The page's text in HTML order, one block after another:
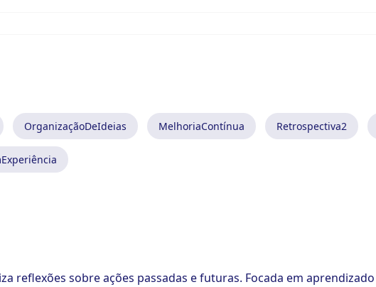
OrganizaçãoDeIdeias MelhoriaContínua Retrospectiva2
reflexões sobre ações passadas e futuras. Focada em